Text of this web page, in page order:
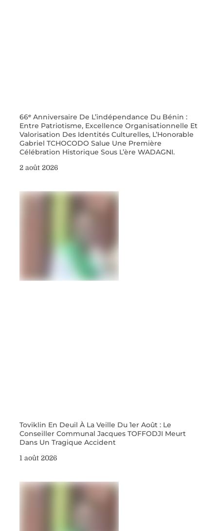
66ᵉ Anniversaire De L’indépendance Du Bénin :
Entre Patriotisme, Excellence Organisationnelle Et
Valorisation Des Identités Culturelles, L’Honorable
Gabriel TCHOCODO Salue Une Première
Célébration Historique Sous L’ère WADAGNI.
2 août 2026
Toviklin En Deuil À La Veille Du 1er Août : Le
Conseiller Communal Jacques TOFFODJI Meurt
Dans Un Tragique Accident
1 août 2026